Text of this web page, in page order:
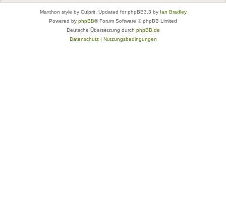
Maxthon style by Culprit. Updated for phpBB3.3 by Ian Bradley
Powered by phpBB® Forum Software © phpBB Limited
Deutsche Übersetzung durch phpBB.de
Datenschutz| Nutzungsbedingungen